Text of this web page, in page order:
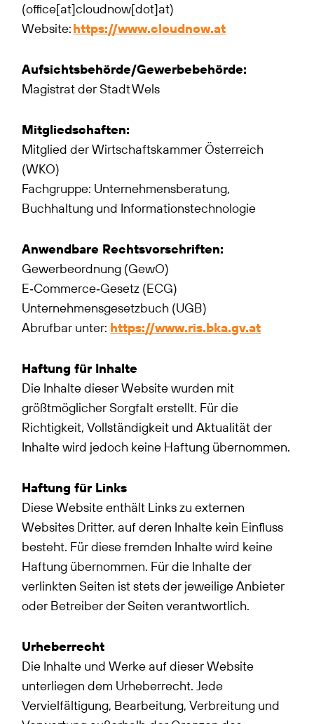
(office[at]cloudnow[dot]at)
Website:https://www.cloudnow.at
Aufsichtsbehörde/Gewerbebehörde:
Magistrat der Stadt Wels
Mitgliedschaften:
Mitglied der Wirtschaftskammer Österreich
(WKO)
Fachgruppe: Unternehmensberatung,
Buchhaltung und Informationstechnologie
Anwendbare Rechtsvorschriften:
Gewerbeordnung (GewO)
E‑Commerce‑Gesetz (ECG)
Unternehmensgesetzbuch (UGB)
Abrufbar unter: https://www.ris.bka.gv.at
Haftung für Inhalte
Die Inhalte dieser Website wurden mit
größtmöglicher Sorgfalt erstellt. Für die
Richtigkeit, Vollständigkeit und Aktualität der
Inhalte wird jedoch keine Haftung übernommen.
Haftung für Links
Diese Website enthält Links zu externen
Websites Dritter, auf deren Inhalte kein Einfluss
besteht. Für diese fremden Inhalte wird keine
Haftung übernommen. Für die Inhalte der
verlinkten Seiten ist stets der jeweilige Anbieter
oder Betreiber der Seiten verantwortlich.
Urheberrecht
Die Inhalte und Werke auf dieser Website
unterliegen dem Urheberrecht. Jede
Vervielfältigung, Bearbeitung, Verbreitung und